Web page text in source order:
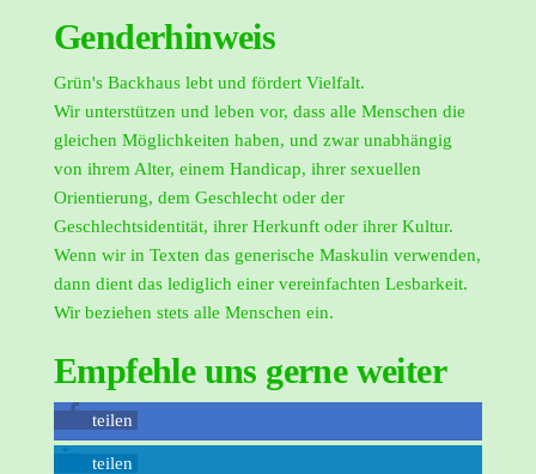
Genderhinweis
Grün's Backhaus lebt und fördert Vielfalt.
Wir unterstützen und leben vor, dass alle Menschen die
gleichen Möglichkeiten haben, und zwar unabhängig
von ihrem Alter, einem Handicap, ihrer sexuellen
Orientierung, dem Geschlecht oder der
Geschlechtsidentität, ihrer Herkunft oder ihrer Kultur.
Wenn wir in Texten das generische Maskulin verwenden,
dann dient das lediglich einer vereinfachten Lesbarkeit.
Wir beziehen stets alle Menschen ein.
Empfehle uns gerne weiter
teilen
teilen